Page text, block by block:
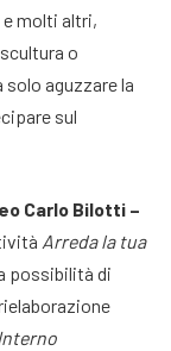
molti altri,
o
aguzzare la
sul
Carlo Bilotti –
Arreda la tua
possibilità di